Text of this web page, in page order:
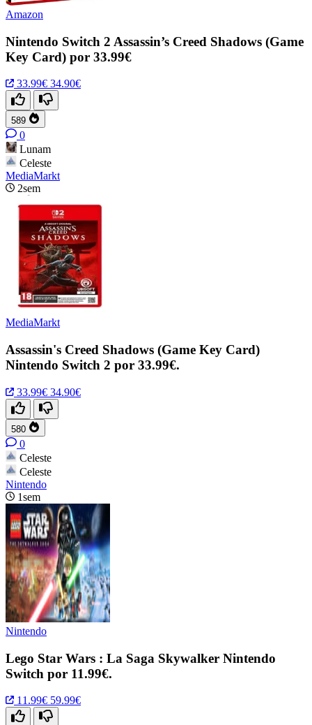
Amazon
Nintendo Switch 2 Assassin’s Creed Shadows (Game
Key Card) por 33.99€
33.99€ 34.90€
589
0
Lunam
Celeste
MediaMarkt
2sem
MediaMarkt
Assassin's Creed Shadows (Game Key Card)
Nintendo Switch 2 por 33.99€.
33.99€ 34.90€
580
0
Celeste
Celeste
Nintendo
1sem
Nintendo
Lego Star Wars : La Saga Skywalker Nintendo
Switch por 11.99€.
11.99€ 59.99€